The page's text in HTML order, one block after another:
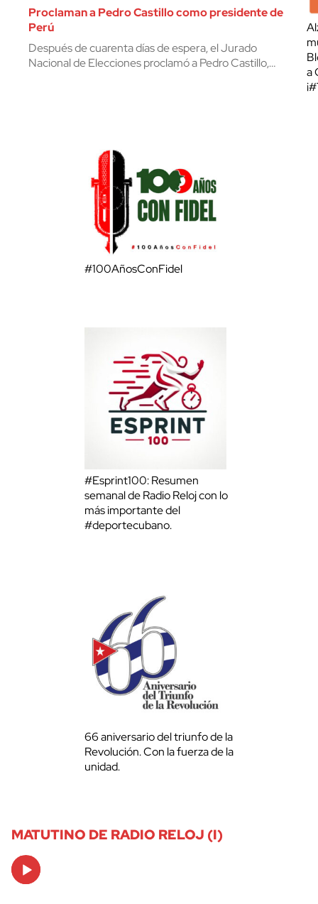
Proclaman a Pedro Castillo como presidente de
Perú
Después de cuarenta días de espera, el Jurado
Nacional de Elecciones proclamó a Pedro Castillo,…
a
#100AñosConFidel
#Esprint100: Resumen
semanal de Radio Reloj con lo
más importante del
#deportecubano.
66 aniversario del triunfo de la
Revolución. Con la fuerza de la
unidad.
MATUTINO DE RADIO RELOJ (I)
Audio
Player